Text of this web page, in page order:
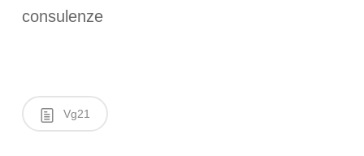
consulenze
Vg21